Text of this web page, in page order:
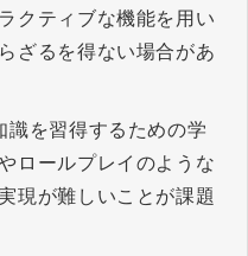
クティブな機能を用い
ざるを得ない場合があ
識を習得するための学
ロールプレイのような
現が難しいことが課題